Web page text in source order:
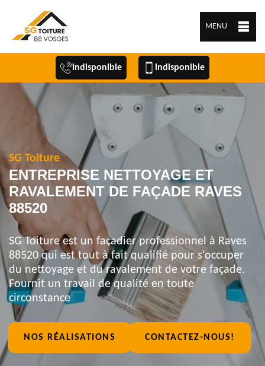
MENU
indisponible indisponible
SG Toiture
ENTREPRISE NETTOYAGE ET
RAVALEMENT DE FAÇADE RAVES
88520
SG Toiture est un façadier professionnel à Raves
88520 qui est tout à fait qualifié pour s'occuper
du nettoyage et du ravalement de votre façade.
Fournit un travail de qualité en toute
circonstance
NOS RÉALISATIONS CONTACTEZ-NOUS!